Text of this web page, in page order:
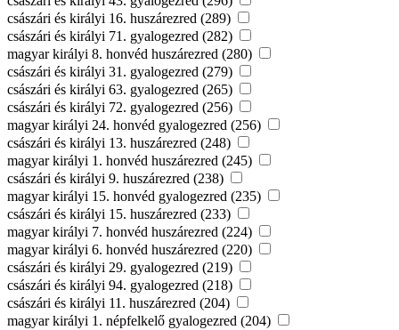
császári és királyi 16. huszárezred (289)
császári és királyi 71. gyalogezred (282)
magyar királyi 8. honvéd huszárezred (280)
császári és királyi 31. gyalogezred (279)
császári és királyi 63. gyalogezred (265)
császári és királyi 72. gyalogezred (256)
magyar királyi 24. honvéd gyalogezred (256)
császári és királyi 13. huszárezred (248)
magyar királyi 1. honvéd huszárezred (245)
császári és királyi 9. huszárezred (238)
magyar királyi 15. honvéd gyalogezred (235)
császári és királyi 15. huszárezred (233)
magyar királyi 7. honvéd huszárezred (224)
magyar királyi 6. honvéd huszárezred (220)
császári és királyi 29. gyalogezred (219)
császári és királyi 94. gyalogezred (218)
császári és királyi 11. huszárezred (204)
magyar királyi 1. népfelkelő gyalogezred (204)